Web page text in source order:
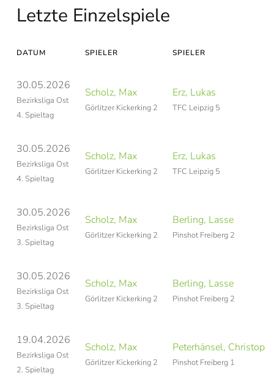
Letzte Einzelspiele
DATUM SPIELER SPIELER
30.05.2026
Bezirksliga Ost
4. Spieltag
Scholz, Max
Görlitzer Kickerking 2
Erz, Lukas
TFC Leipzig 5
30.05.2026
Bezirksliga Ost
4. Spieltag
Scholz, Max
Görlitzer Kickerking 2
Erz, Lukas
TFC Leipzig 5
30.05.2026
Bezirksliga Ost
3. Spieltag
Scholz, Max
Görlitzer Kickerking 2
Berling, Lasse
Pinshot Freiberg 2
30.05.2026
Bezirksliga Ost
3. Spieltag
Scholz, Max
Görlitzer Kickerking 2
Berling, Lasse
Pinshot Freiberg 2
19.04.2026
Bezirksliga Ost
2. Spieltag
Scholz, Max
Görlitzer Kickerking 2
Peterhänsel,
Pinshot Freiberg 1